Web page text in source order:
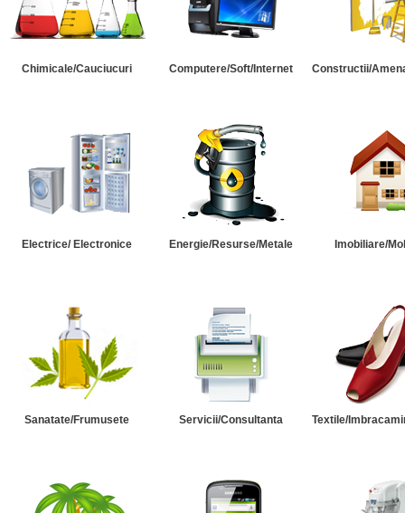
Chimicale/Cauciucuri Computere/Soft/Internet Constructii/
Electrice/ Electronice Energie/Resurse/Metale Imobiliare/
Sanatate/Frumusete Servicii/Consultanta Textile/